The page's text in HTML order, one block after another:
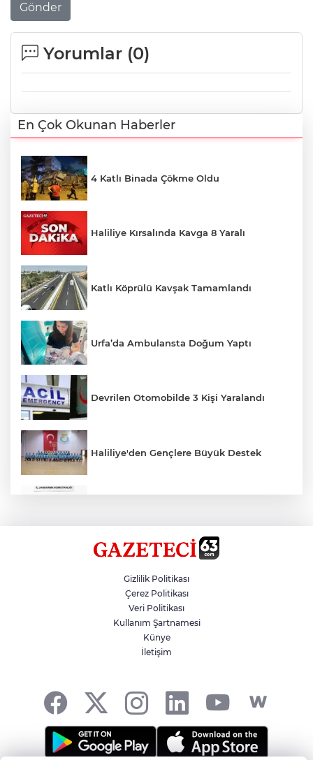
Gönder
Yorumlar (0)
En Çok Okunan Haberler
4 Katlı Binada Çökme Oldu
Haliliye Kırsalında Kavga 8 Yaralı
Katlı Köprülü Kavşak Tamamlandı
Urfa’da Ambulansta Doğum Yaptı
Devrilen Otomobilde 3 Kişi Yaralandı
Haliliye'den Gençlere Büyük Destek
Hikmet Başak’tan Ulaşım Çalışması
Atatürk Bulvarında Asfalt Yenileniyor
Gizlilik Politikası
Çerez Politikası
Veri Politikası
Kullanım Şartnamesi
Künye
İletişim